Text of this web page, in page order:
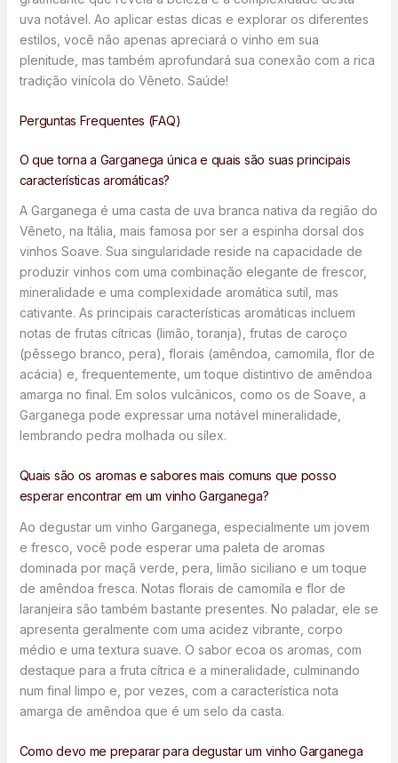
uva notável. Ao aplicar estas dicas e explorar os diferentes
estilos, você não apenas apreciará o vinho em sua
plenitude, mas também aprofundará sua conexão com a rica
tradição vinícola do Vêneto. Saúde!
Perguntas Frequentes (FAQ)
O que torna a Garganega única e quais são suas principais
características aromáticas?
A Garganega é uma casta de uva branca nativa da região do
Vêneto, na Itália, mais famosa por ser a espinha dorsal dos
vinhos Soave. Sua singularidade reside na capacidade de
produzir vinhos com uma combinação elegante de frescor,
mineralidade e uma complexidade aromática sutil, mas
cativante. As principais características aromáticas incluem
notas de frutas cítricas (limão, toranja), frutas de caroço
(pêssego branco, pera), florais (amêndoa, camomila, flor de
acácia) e, frequentemente, um toque distintivo de amêndoa
amarga no final. Em solos vulcânicos, como os de Soave, a
Garganega pode expressar uma notável mineralidade,
lembrando pedra molhada ou sílex.
Quais são os aromas e sabores mais comuns que posso
esperar encontrar em um vinho Garganega?
Ao degustar um vinho Garganega, especialmente um jovem
e fresco, você pode esperar uma paleta de aromas
dominada por maçã verde, pera, limão siciliano e um toque
de amêndoa fresca. Notas florais de camomila e flor de
laranjeira são também bastante presentes. No paladar, ele se
apresenta geralmente com uma acidez vibrante, corpo
médio e uma textura suave. O sabor ecoa os aromas, com
destaque para a fruta cítrica e a mineralidade, culminando
num final limpo e, por vezes, com a característica nota
amarga de amêndoa que é um selo da casta.
Como devo me preparar para degustar um vinho Garganega